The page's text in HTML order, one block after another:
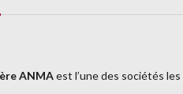
ANMAest l’une des sociétés